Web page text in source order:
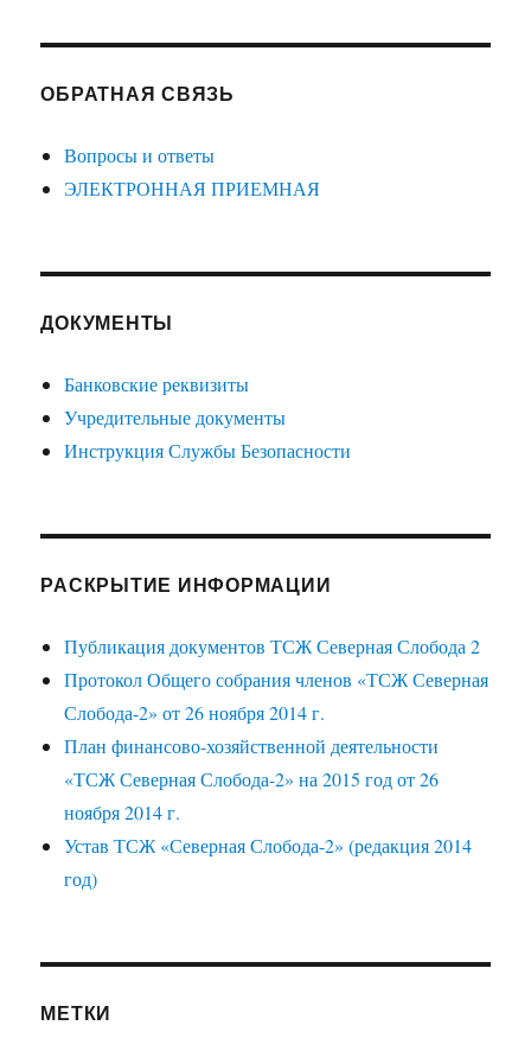
ОБРАТНАЯ СВЯЗЬ
Вопросы и ответы
ЭЛЕКТРОННАЯ ПРИЕМНАЯ
ДОКУМЕНТЫ
Банковские реквизиты
Учредительные документы
Инструкция Службы Безопасности
РАСКРЫТИЕ ИНФОРМАЦИИ
Публикация документов ТСЖ Северная Слобода 2
Протокол Общего собрания членов «ТСЖ Северная
Слобода-2» от 26 ноября 2014 г.
План финансово-хозяйственной деятельности
«ТСЖ Северная Слобода-2» на 2015 год от 26
ноября 2014 г.
Устав ТСЖ «Северная Слобода-2» (редакция 2014
год)
МЕТКИ